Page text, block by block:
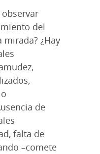
observar
del
mirada? ¿Hay
de
falta de
–comete